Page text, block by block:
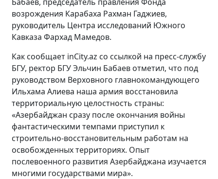
возрождения Карабаха Рахман Гаджиев,
руководитель Центра исследований Южного
Кавказа Фархад Мамедов.
Как сообщает inCity.az со ссылкой на пресс-службу
БГУ, ректор БГУ Эльчин Бабаев отметил, что под
руководством Верховного главнокомандующего
Ильхама Алиева наша армия восстановила
территориальную целостность страны:
«Азербайджан сразу после окончания войны
фантастическими темпами приступил к
строительно-восстановительным работам на
освобожденных территориях. Опыт
послевоенного развития Азербайджана изучается
многими государствами мира».